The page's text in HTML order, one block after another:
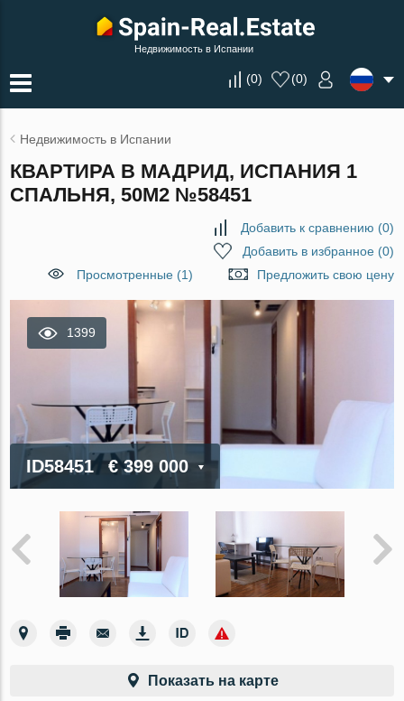
Недвижимость в Испании
(0) (0)
Недвижимость в Испании
КВАРТИРА В МАДРИД, ИСПАНИЯ 1
СПАЛЬНЯ, 50М2 №58451
Добавить к сравнению (0)
Добавить в избранное(0)
Просмотренные (1)
Предложить свою цену
1399
ID58451 € 399 000
Показать на карте